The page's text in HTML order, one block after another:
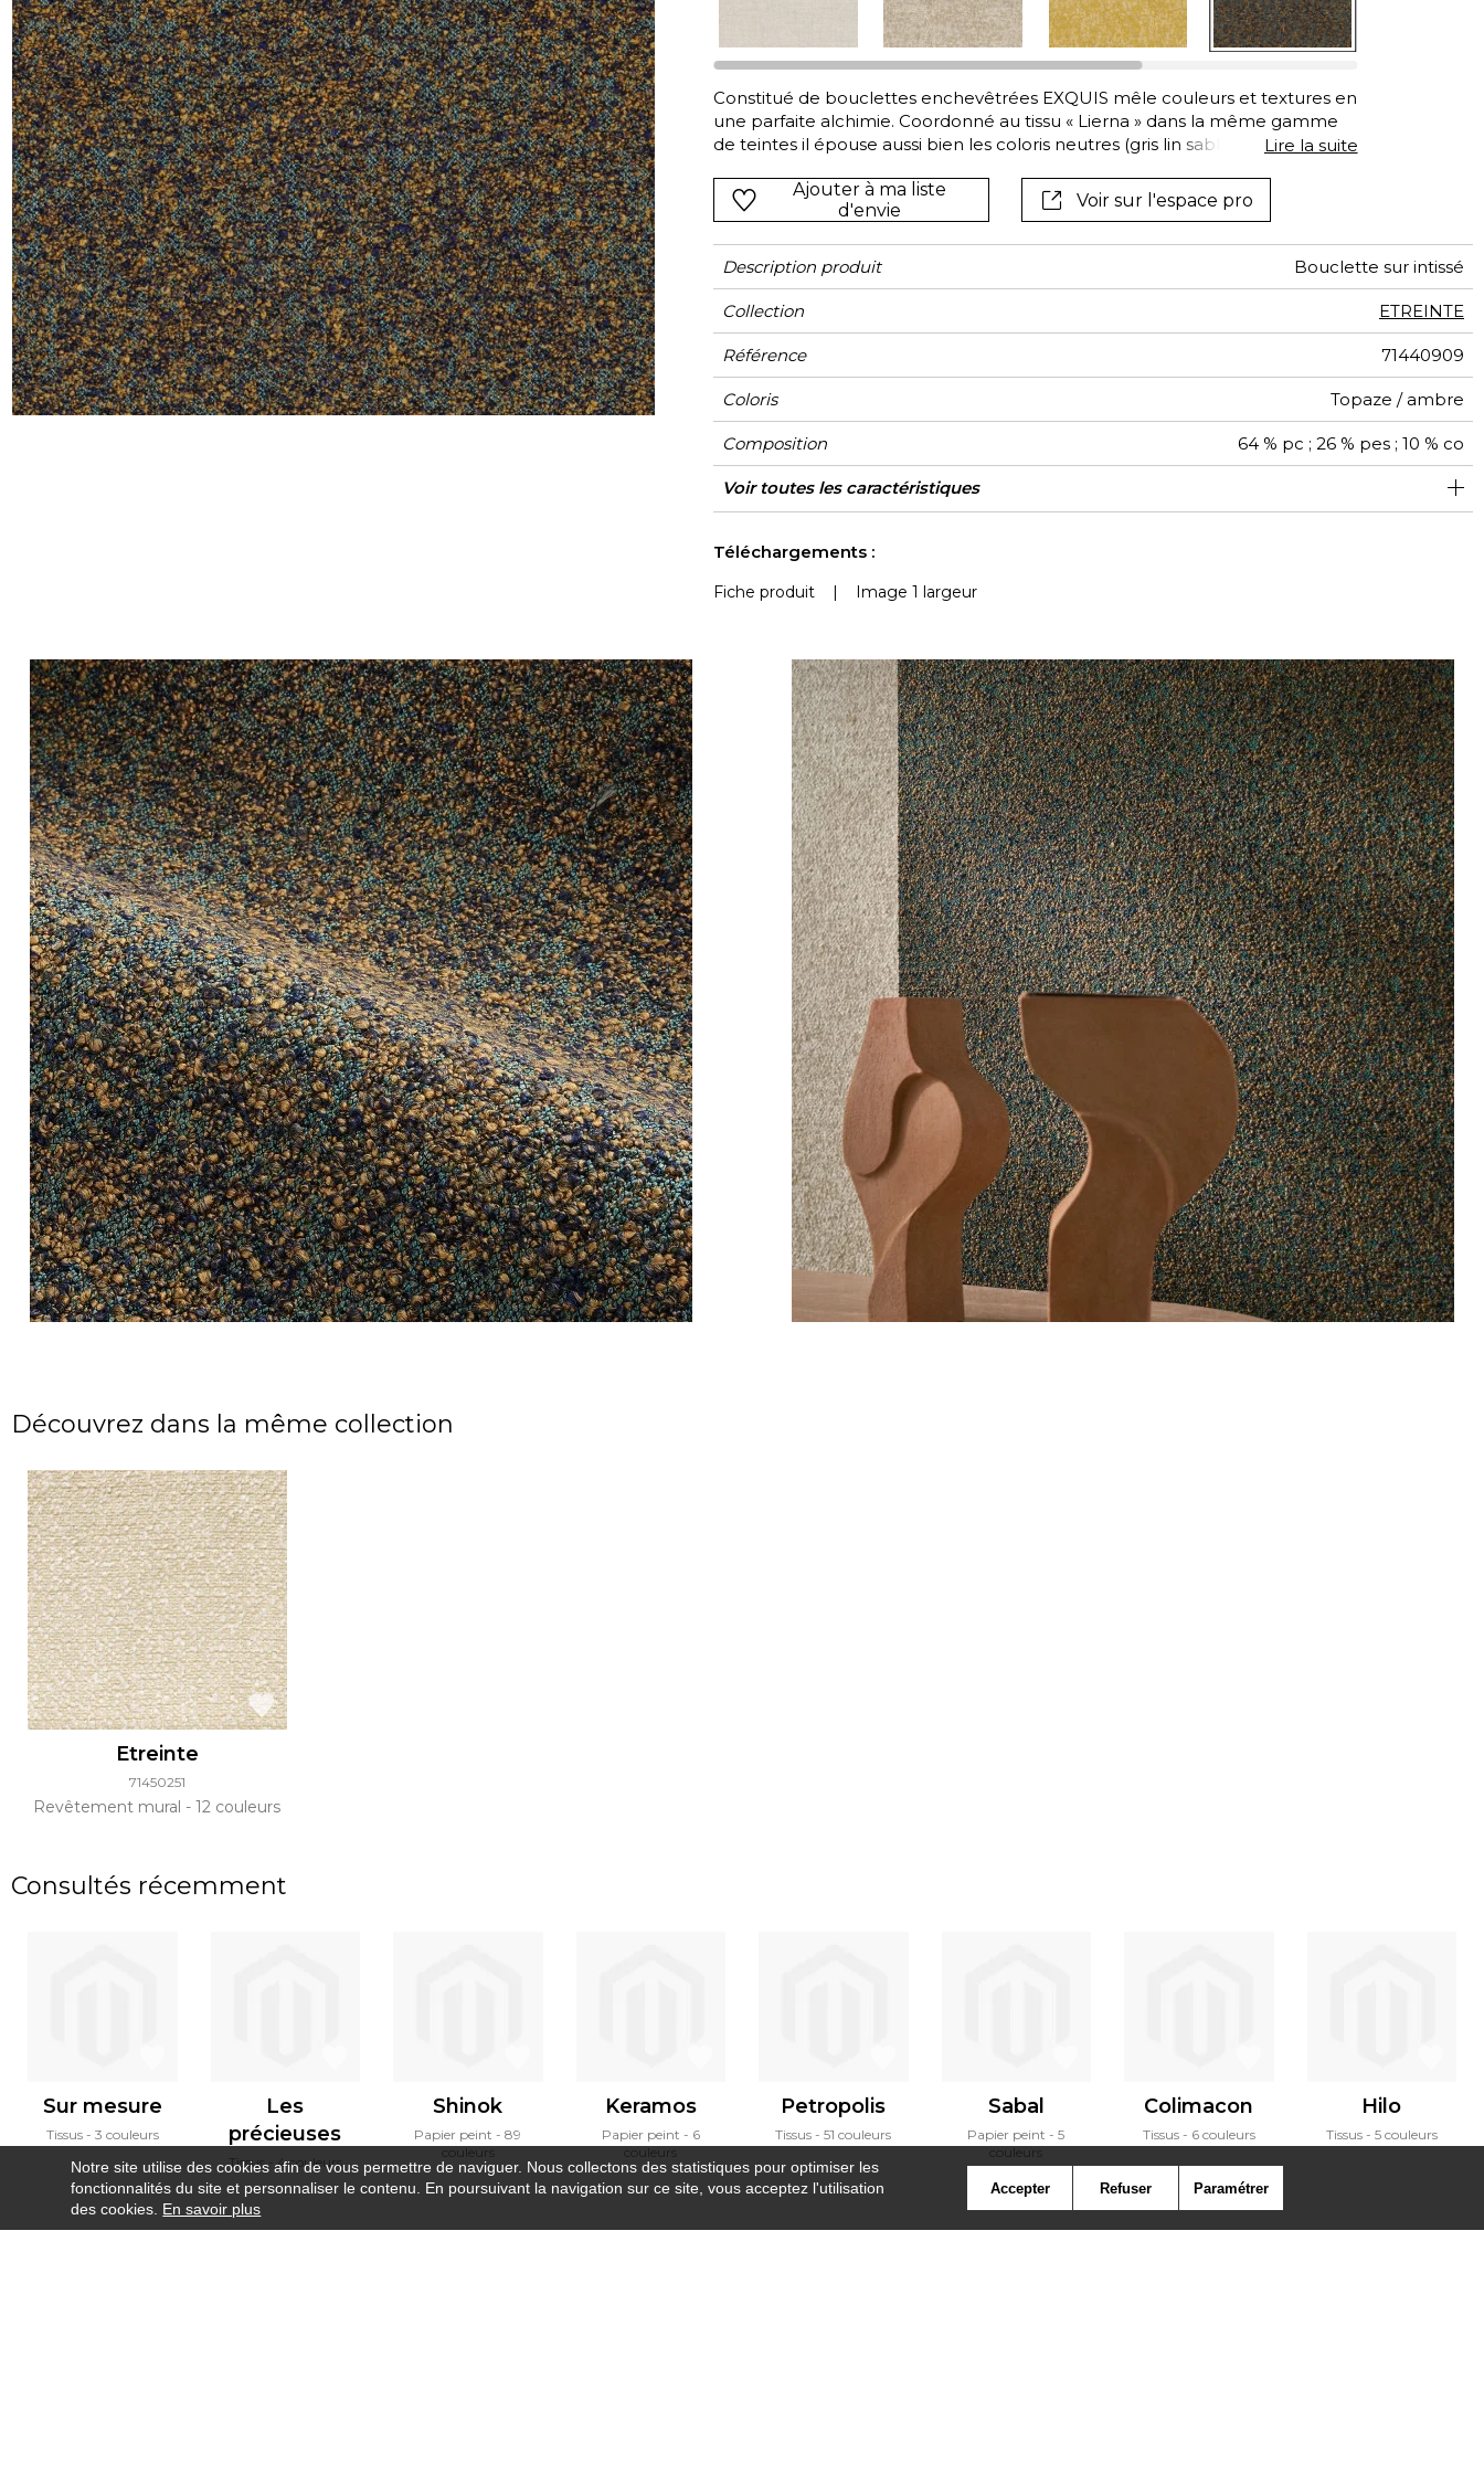
Satin
Soie
Velours
Rose
Rouge
Vert
Violet
Constitué de bouclettes enchevêtrées EXQUIS mêle couleurs et textures en
une parfaite alchimie. Coordonné au tissu « Lierna » dans la même gamme
de teintes il épouse aussi bien les coloris neutres (gris lin sable et craie) que
fauve).
Lire la suite
Ajouter à ma liste
d'envie
Voir sur l'espace pro
Description produit Bouclette sur intissé
Collection ETREINTE
Référence 71440909
Coloris Topaze / ambre
Composition 64 % pc ; 26 % pes ; 10 % co
Largeur 130 cm / 51 Inches
Hauteur Vendu au mètre
Poids g/m² 923
Entretien Epongeable
Pose colle Encollage du mur
Dépose Arrachage à sec
Norme COV A+
ASTME84 Class B
Norme euroclass B-s1, d0
Pays d'origine Italie
Voir toutes les caractéristiques
Téléchargements :
Fiche produit Image 1 largeur
Découvrez dans la même collection
Etreinte
71450251
Revêtement mural 12 couleurs
Consultés récemment
Sur mesure
Tissus 3 couleurs
Les
précieuses
Tissus 4 couleurs
Shinok
Papier peint
89
couleurs
Keramos
Papier peint
6
couleurs
Petropolis
Tissus 51 couleurs
Sabal
Papier peint
5
couleurs
Colimacon
Tissus 6 couleurs
Hilo
Tissus 5 couleurs
Notre site utilise des cookies afin de vous permettre de naviguer. Nous collectons des statistiques pour optimiser les
fonctionnalités du site et personnaliser le contenu. En poursuivant la navigation sur ce site, vous acceptez l'utilisation
des cookies. En savoir plus
Accepter Refuser Paramétrer